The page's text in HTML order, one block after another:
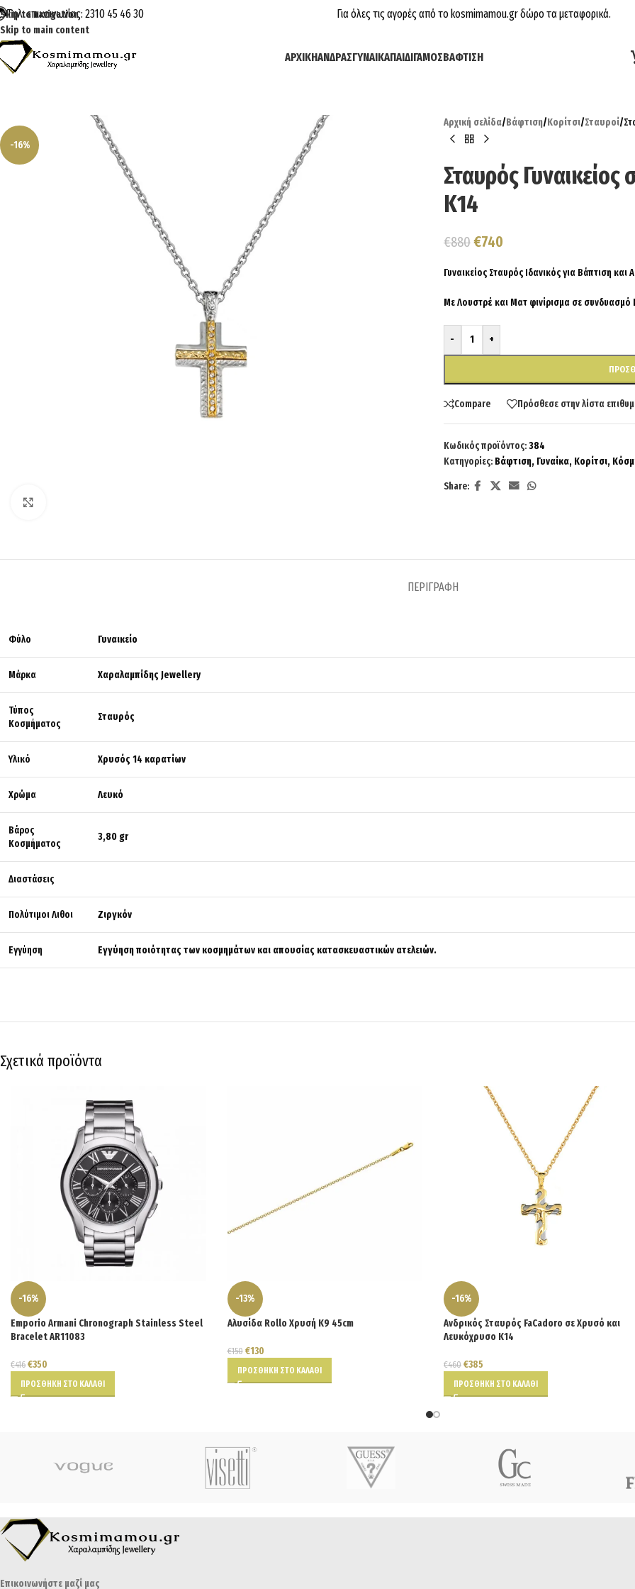
Skip to navigation
Skip to main content
Τηλ. επικοινωνίας: 2310 45 46 30 Για όλες τις αγορές από το kosmimamou.gr δώρο τα μεταφορικά.
ΑΡΧΙΚΉΆΝΔΡΑΣΓΥΝΑΊΚΑΠΑΙΔΊΓΆΜΟΣΒΆΦΤΙΣΗ
-16%
Αρχική σελίδα/Βάφτιση/Κορίτσι/Σταυροί/
Σταυρός
Κ14
€880€740
Γυναικείος Σταυρός Ιδανικός για Βάπτιση
Με Λουστρέ και Ματ φινίρισμα σε συνδυασμό
- +
Compare Πρόσθεσε στην λίστα
Κωδικός προϊόντος:384
Κατηγορίες: Βάφτιση, Γυναίκα, Κορίτσι,
Share:
ΠΕΡΙΓΡΑΦΉ
Φύλο Γυναικείο
Μάρκα Χαραλαμπίδης Jewellery
Τύπος
Κοσμήματος
Σταυρός
Υλικό Χρυσός 14 καρατίων
Χρώμα Λευκό
Βάρος
Κοσμήματος
3,80 gr
Διαστάσεις
Πολύτιμοι Λιθοι Ζιργκόν
Εγγύηση Εγγύηση ποιότητας των κοσμημάτων και απουσίας κατασκευαστικών ατελειών.
Σχετικά προϊόντα
-16%
Emporio Armani Chronograph Stainless Steel
Bracelet AR11083
€416 €350
ΠΡΟΣΘΉΚΗ ΣΤΟ ΚΑΛΆΘΙ
-13%
Αλυσίδα Rollo Χρυσή Κ9 45cm
€150 €130
ΠΡΟΣΘΉΚΗ ΣΤΟ ΚΑΛΆΘΙ
-16%
Ανδρικός Σταυρός FaCadoro σε Χρυσό και
Λευκόχρυσο Κ14
€460 €385
ΠΡΟΣΘΉΚΗ ΣΤΟ ΚΑΛΆΘΙ
Επικοινωνήστε μαζί μας